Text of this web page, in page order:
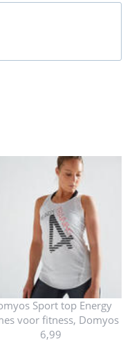
Sport top Energy
voor fitness, Domyos
6,99